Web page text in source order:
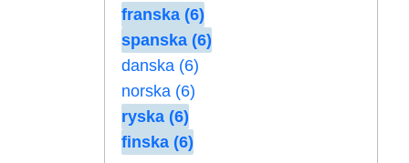
franska (6)
spanska (6)
danska (6)
norska (6)
ryska (6)
finska (6)